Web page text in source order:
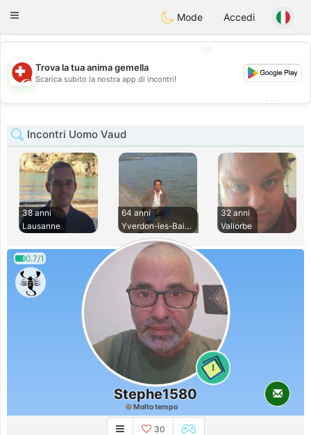
Suissi
Toggle
Mode Accedi
💖
💕
Trova la tua anima gemella
Scarica subito la nostra app di incontri!
Incontri Uomo Vaud
38 anni
Lausanne
64 anni
Yverdon-les-Bains
32 anni
Vallorbe
0.7/1
1
Stephe1580
Molto tempo
30